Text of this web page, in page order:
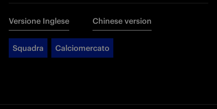
Versione Inglese Chinese version
Squadra Calciomercato